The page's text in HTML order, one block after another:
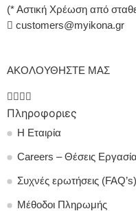
(* Αστική Χρέωση από
customers@myikona.gr
ΑΚΟΛΟΥΘΗΣΤΕ ΜΑΣ
Πληροφοριες
Η Εταιρία
Careers – Θέσεις
Συχνές ερωτήσεις (FAQ’s)
Μέθοδοι Πληρωμής